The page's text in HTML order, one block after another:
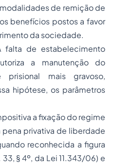
modalidades de remição de
benefícios postos a favor
da sociedade.
falta de estabelecimento
a manutenção do
mais gravoso,
hipótese, os parâmetros
a fixação do regime
privativa de liberdade
reconhecida a figura
§ 4º, da Lei 11.343/06) e